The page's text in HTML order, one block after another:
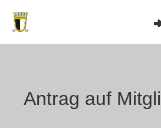
Antrag auf